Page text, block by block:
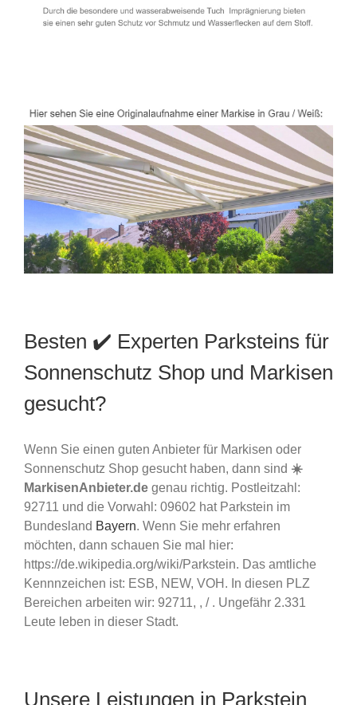
Besten ✔️ Experten Parksteins für
Sonnenschutz Shop und Markisen
gesucht?
Wenn Sie einen guten Anbieter für Markisen oder
Sonnenschutz Shop gesucht haben, dann sind ☀️
MarkisenAnbieter.de genau richtig. Postleitzahl:
92711 und die Vorwahl: 09602 hat Parkstein im
Bundesland Bayern. Wenn Sie mehr erfahren
möchten, dann schauen Sie mal hier:
https://de.wikipedia.org/wiki/Parkstein. Das amtliche
Kennnzeichen ist: ESB, NEW, VOH. In diesen PLZ
Bereichen arbeiten wir: 92711, , / . Ungefähr 2.331
Leute leben in dieser Stadt.
Unsere Leistungen in Parkstein